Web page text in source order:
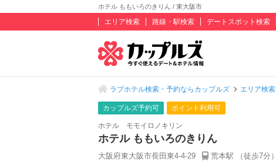
ホテル ももいろのきりん / 東大阪市
エリア検索 路線・駅検索 デートスポット検索
ラブホテル検索・予約ならカップルズ エリア検索
カップルズ予約可 ポイント利用可
ホテル モモイロノキリン
ホテル ももいろのきりん
大阪府東大阪市長田東4-4-29 荒本駅 （徒歩7分）